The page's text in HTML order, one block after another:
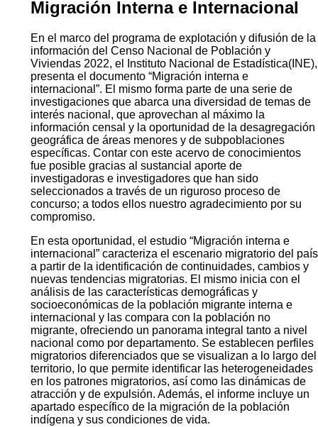
Migración Interna e Internacional
En el marco del programa de explotación y difusión de la
información del Censo Nacional de Población y
Viviendas 2022, el Instituto Nacional de Estadística(INE),
presenta el documento “Migración interna e
internacional”. El mismo forma parte de una serie de
investigaciones que abarca una diversidad de temas de
interés nacional, que aprovechan al máximo la
información censal y la oportunidad de la desagregación
geográfica de áreas menores y de subpoblaciones
específicas. Contar con este acervo de conocimientos
fue posible gracias al sustancial aporte de
investigadoras e investigadores que han sido
seleccionados a través de un riguroso proceso de
concurso; a todos ellos nuestro agradecimiento por su
compromiso.
En esta oportunidad, el estudio “Migración interna e
internacional” caracteriza el escenario migratorio del país
a partir de la identificación de continuidades, cambios y
nuevas tendencias migratorias. El mismo inicia con el
análisis de las características demográficas y
socioeconómicas de la población migrante interna e
internacional y las compara con la población no
migrante, ofreciendo un panorama integral tanto a nivel
nacional como por departamento. Se establecen perfiles
migratorios diferenciados que se visualizan a lo largo del
territorio, lo que permite identificar las heterogeneidades
en los patrones migratorios, así como las dinámicas de
atracción y de expulsión. Además, el informe incluye un
apartado específico de la migración de la población
indígena y sus condiciones de vida.